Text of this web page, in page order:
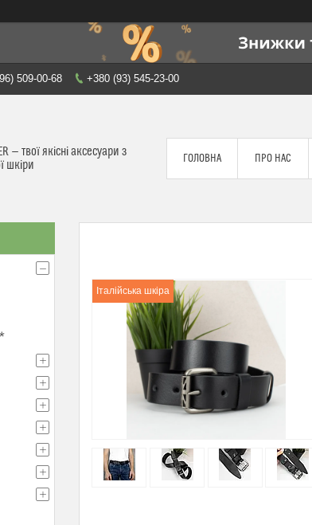
509-00-68 +380 (93) 545-23-00
— твої якісні аксесуари з
шкіри
ГОЛОВНА ПРО НАС
Італійська шкіра